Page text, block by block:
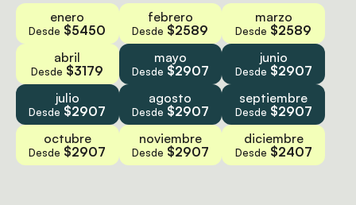
enero
Desde $5450
febrero
Desde $2589
marzo
Desde $2589
abril
Desde $3179
mayo
Desde $2907
junio
Desde $2907
julio
Desde $2907
agosto
Desde $2907
septiembre
Desde $2907
octubre
Desde $2907
noviembre
Desde $2907
diciembre
Desde $2407